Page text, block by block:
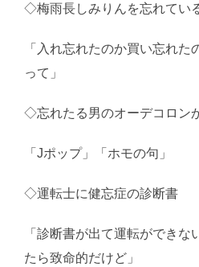
◇梅雨長しみりんを忘れて
「入れ忘れたのか買い忘れ
って」
◇忘れたる男のオーデコロン
「Jポップ」「ホモの句」
◇運転士に健忘症の診断書
「診断書が出て運転ができな
たら致命的だけど」